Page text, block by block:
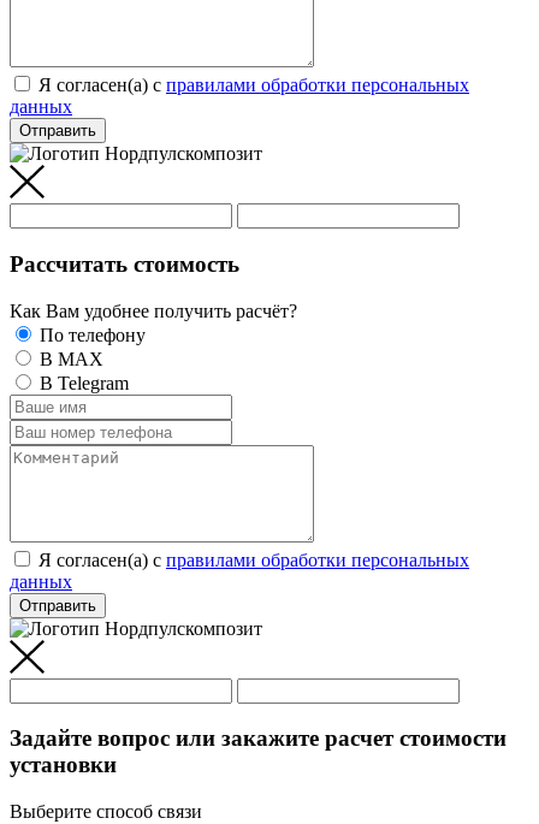
Я согласен(а) c правилами обработки персональных
данных
Отправить
Рассчитать стоимость
Как Вам удобнее получить расчёт?
По телефону
В MAX
В Telegram
Я согласен(а) c правилами обработки персональных
данных
Отправить
Задайте вопрос или закажите расчет стоимости
установки
Выберите способ связи